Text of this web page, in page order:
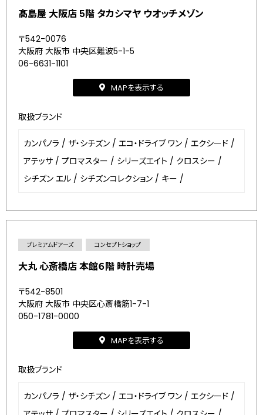
髙島屋 大阪店 5階 タカシマヤ ウオッチメゾン
〒542-0076
大阪府 大阪市 中央区難波5-1-5
06-6631-1101
MAPを表示する
取扱ブランド
カンパノラ / ザ・シチズン / エコ・ドライブ ワン / エクシード /
アテッサ / プロマスター / シリーズエイト / クロスシー /
シチズン エル / シチズンコレクション / キー /
プレミアムドアーズ コンセプトショップ
大丸 心斎橋店 本館６階 時計売場
〒542-8501
大阪府 大阪市 中央区心斎橋筋1-7-1
050-1781-0000
MAPを表示する
取扱ブランド
カンパノラ / ザ・シチズン / エコ・ドライブ ワン / エクシード /